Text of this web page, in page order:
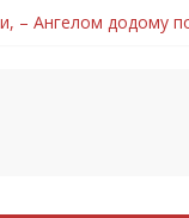
– Ангелом додому
Володимира
Федів
Володимира